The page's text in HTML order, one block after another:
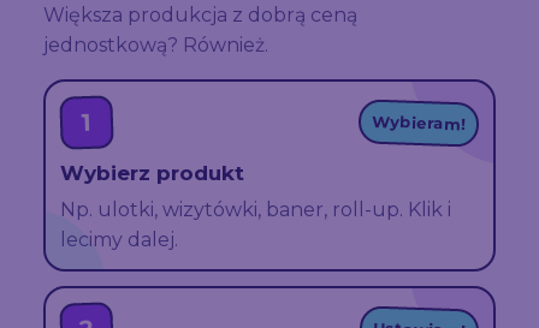
Większa produkcja z dobrą ceną
jednostkową? Również.
1 Wybieram!
Wybierz produkt
Np. ulotki, wizytówki, baner, roll-up. Klik i
lecimy dalej.